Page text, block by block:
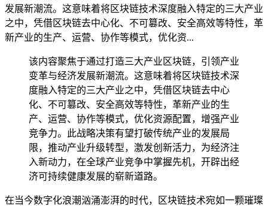
发展新潮流。这意味着将区块链技术深度融入特定的三大产业
之中，凭借区块链去中心化、不可篡改、安全高效等特性，革
新产业的生产、运营、协作等模式，优化资...
该内容聚焦于通过打造三大产业区块链，引领产业
变革与经济发展新潮流。这意味着将区块链技术深
度融入特定的三大产业之中，凭借区块链去中心
化、不可篡改、安全高效等特性，革新产业的生
产、运营、协作等模式，优化资源配置，增强产业
竞争力。此战略决策有望打破传统产业的发展局
限，推动产业升级转型，激发创新活力，为经济注
入新动力，在全球产业竞争中掌握先机，开辟出经
济可持续健康发展的崭新道路。
在当今数字化浪潮汹涌澎湃的时代，区块链技术宛如一颗璀璨